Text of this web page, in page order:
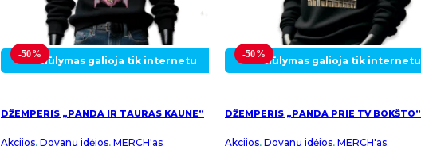
-50%
Pasiūlymas galioja tik internetu
DŽEMPERIS „PANDA IR TAURAS KAUNE”
Akcijos, Dovanų idėjos, MERCH'as
-50%
Pasiūlymas galioja tik internetu
DŽEMPERIS „PANDA PRIE TV BOKŠTO”
Akcijos, Dovanų idėjos, MERCH'as